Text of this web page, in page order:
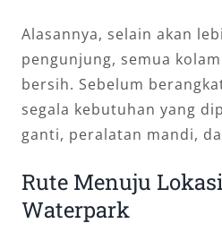
Alasannya, selain akan
pengunjung, semua
bersih. Sebelum
segala kebutuhan yang
ganti, peralatan mandi,
Rute Menuju
Waterpark